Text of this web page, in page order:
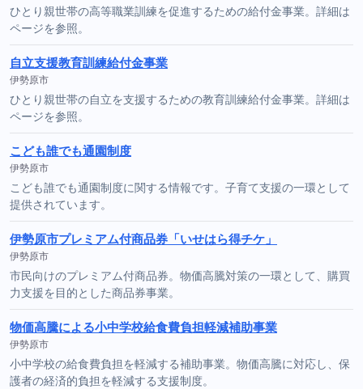
ひとり親世帯の高等職業訓練を促進するための給付金事業。詳細は
ページを参照。
自立支援教育訓練給付金事業
伊勢原市
ひとり親世帯の自立を支援するための教育訓練給付金事業。詳細は
ページを参照。
こども誰でも通園制度
伊勢原市
こども誰でも通園制度に関する情報です。子育て支援の一環として
提供されています。
伊勢原市プレミアム付商品券「いせはら得チケ」
伊勢原市
市民向けのプレミアム付商品券。物価高騰対策の一環として、購買
力支援を目的とした商品券事業。
物価高騰による小中学校給食費負担軽減補助事業
伊勢原市
小中学校の給食費負担を軽減する補助事業。物価高騰に対応し、保
護者の経済的負担を軽減する支援制度。